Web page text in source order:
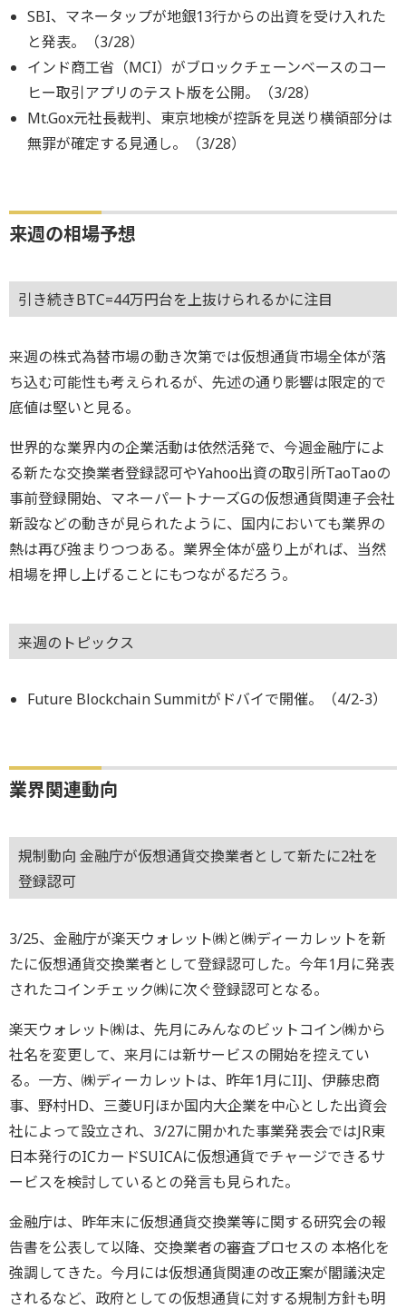
SBI、マネータップが地銀13行からの出資を受け入れた
と発表。（3/28）
インド商工省（MCI）がブロックチェーンベースのコー
ヒー取引アプリのテスト版を公開。（3/28）
Mt.Gox元社長裁判、東京地検が控訴を見送り横領部分は
無罪が確定する見通し。（3/28）
来週の相場予想
引き続きBTC=44万円台を上抜けられるかに注目
来週の株式為替市場の動き次第では仮想通貨市場全体が落
ち込む可能性も考えられるが、先述の通り影響は限定的で
底値は堅いと見る。
世界的な業界内の企業活動は依然活発で、今週金融庁によ
る新たな交換業者登録認可やYahoo出資の取引所TaoTaoの
事前登録開始、マネーパートナーズGの仮想通貨関連子会社
新設などの動きが見られたように、国内においても業界の
熱は再び強まりつつある。業界全体が盛り上がれば、当然
相場を押し上げることにもつながるだろう。
来週のトピックス
Future Blockchain Summitがドバイで開催。（4/2-3）
業界関連動向
規制動向 金融庁が仮想通貨交換業者として新たに2社を
登録認可
3/25、金融庁が楽天ウォレット㈱と㈱ディーカレットを新
たに仮想通貨交換業者として登録認可した。今年1月に発表
されたコインチェック㈱に次ぐ登録認可となる。
楽天ウォレット㈱は、先月にみんなのビットコイン㈱から
社名を変更して、来月には新サービスの開始を控えてい
る。一方、㈱ディーカレットは、昨年1月にIIJ、伊藤忠商
事、野村HD、三菱UFJほか国内大企業を中心とした出資会
社によって設立され、3/27に開かれた事業発表会ではJR東
日本発行のICカードSUICAに仮想通貨でチャージできるサ
ービスを検討しているとの発言も見られた。
金融庁は、昨年末に仮想通貨交換業等に関する研究会の報
告書を公表して以降、交換業者の審査プロセスの 本格化を
強調してきた。今月には仮想通貨関連の改正案が閣議決定
されるなど、政府としての仮想通貨に対する規制方針も明